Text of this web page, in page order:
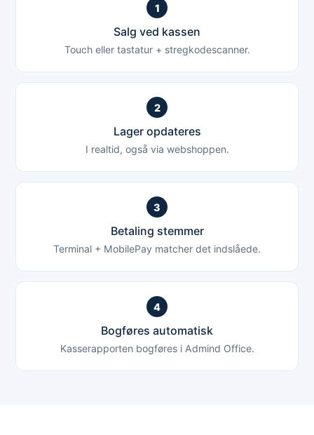
1
Salg ved kassen
Touch eller tastatur + stregkodescanner.
2
Lager opdateres
I realtid, også via webshoppen.
3
Betaling stemmer
Terminal + MobilePay matcher det indslåede.
4
Bogføres automatisk
Kasserapporten bogføres i Admind Office.